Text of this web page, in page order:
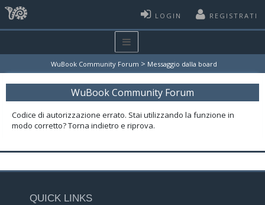
LOGIN REGISTRATI
WuBook Community Forum > Messaggio dalla board
WuBook Community Forum
Codice di autorizzazione errato. Stai utilizzando la funzione in
modo corretto? Torna indietro e riprova.
QUICK LINKS